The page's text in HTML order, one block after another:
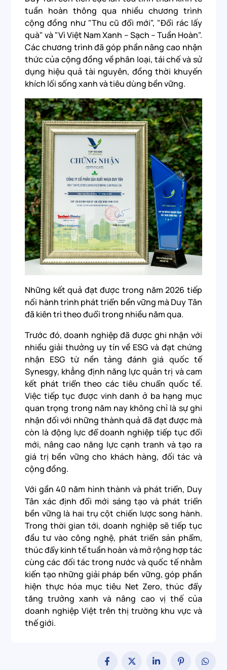
tuần hoàn thông qua nhiều chương trình
cộng đồng như "Thu cũ đổi mới", "Đổi rác lấy
quà" và "Vì Việt Nam Xanh – Sạch – Tuần Hoàn".
Các chương trình đã góp phần nâng cao nhận
thức của cộng đồng về phân loại, tái chế và sử
dụng hiệu quả tài nguyên, đồng thời khuyến
khích lối sống xanh và tiêu dùng bền vững.
Những kết quả đạt được trong năm 2026 tiếp
nối hành trình phát triển bền vững mà Duy Tân
đã kiên trì theo đuổi trong nhiều năm qua.
Trước đó, doanh nghiệp đã được ghi nhận với
nhiều giải thưởng uy tín về ESG và đạt chứng
nhận ESG từ nền tảng đánh giá quốc tế
Synesgy, khẳng định năng lực quản trị và cam
kết phát triển theo các tiêu chuẩn quốc tế.
Việc tiếp tục được vinh danh ở ba hạng mục
quan trọng trong năm nay không chỉ là sự ghi
nhận đối với những thành quả đã đạt được mà
còn là động lực để doanh nghiệp tiếp tục đổi
mới, nâng cao năng lực cạnh tranh và tạo ra
giá trị bền vững cho khách hàng, đối tác và
cộng đồng.
Với gần 40 năm hình thành và phát triển, Duy
Tân xác định đổi mới sáng tạo và phát triển
bền vững là hai trụ cột chiến lược song hành.
Trong thời gian tới, doanh nghiệp sẽ tiếp tục
đầu tư vào công nghệ, phát triển sản phẩm,
thúc đẩy kinh tế tuần hoàn và mở rộng hợp tác
cùng các đối tác trong nước và quốc tế nhằm
kiến tạo những giải pháp bền vững, góp phần
hiện thực hóa mục tiêu Net Zero, thúc đẩy
tăng trưởng xanh và nâng cao vị thế của
doanh nghiệp Việt trên thị trường khu vực và
thế giới.